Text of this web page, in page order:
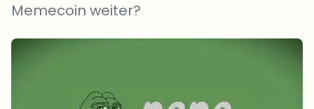
Memecoin weiter?